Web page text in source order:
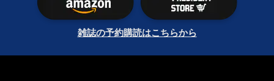
雑誌の予約購読はこちらから